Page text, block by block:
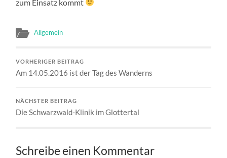
zum Einsatz kommt
Allgemein
VORHERIGER BEITRAG
Am 14.05.2016 ist der Tag des Wanderns
NÄCHSTER BEITRAG
Die Schwarzwald-Klinik im Glottertal
Schreibe einen Kommentar